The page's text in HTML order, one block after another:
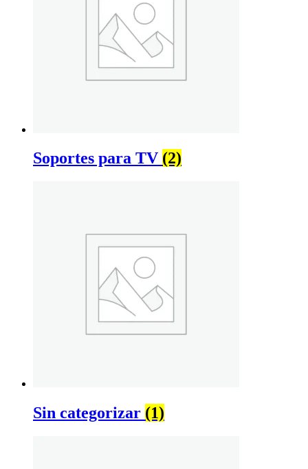
Soportes para TV (2)
Sin categorizar (1)